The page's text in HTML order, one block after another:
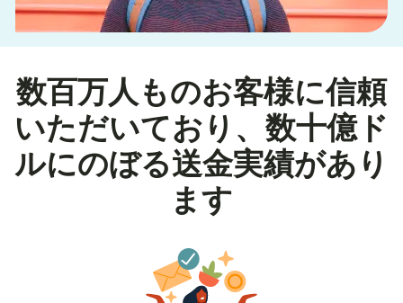
数百万人ものお客様に信頼
いただいており、数十億ド
ルにのぼる送金実績があり
ます